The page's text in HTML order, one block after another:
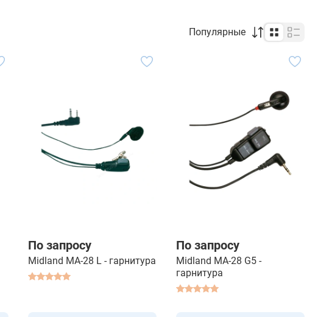
Популярные
По запросу
Midland MA-28 L - гарнитура
По запросу
Midland МА-28 G5 -
гарнитура